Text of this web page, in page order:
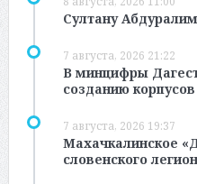
Султану
7 августа, 2026 21:22
В минцифры
созданию
7 августа, 2026 19:37
Махачкалинское
словенского